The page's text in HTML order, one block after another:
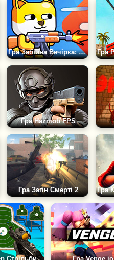
Гра Забійна Вечірка: Міні-Стрелялка
Гра Hazmob FPS
Гра Загін Смерті 2